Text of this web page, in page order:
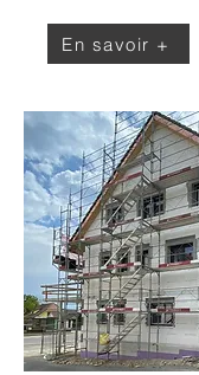
En savoir +